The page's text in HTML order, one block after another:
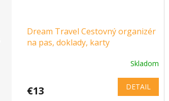
Dream Travel Cestovný organizér
na pas, doklady, karty
Skladom
€13 DETAIL